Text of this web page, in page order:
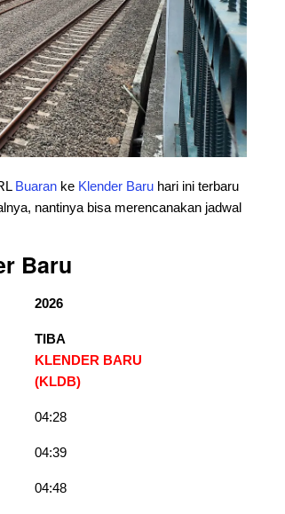
Buaran ke Klender Baru hari ini terbaru
nantinya bisa merencanakan jadwal
Baru
2026
TIBA
KLENDER BARU
(KLDB)
04:28
04:39
04:48